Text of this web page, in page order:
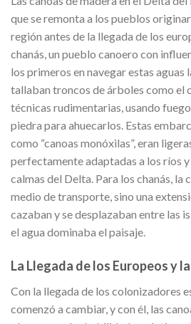
que se remonta a los pueblos
región antes de la llegada de los
chanás, un pueblo canoero con
los primeros en navegar estas aguas
tallaban troncos de árboles como el
técnicas rudimentarias, usando
piedra para ahuecarlos. Estas
como “canoas monóxilas”, eran
perfectamente adaptadas a los ríos
calmas del Delta. Para los chanás, la
medio de transporte, sino una
cazaban y se desplazaban entre las
el agua dominaba el paisaje.
La Llegada de los Europeos y
Con la llegada de los colonizadores
comenzó a cambiar, y con él, las